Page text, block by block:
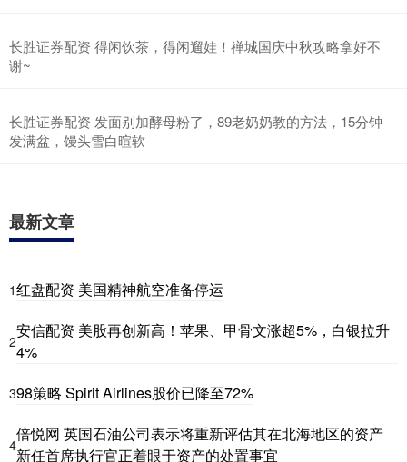
长胜证券配资 得闲饮茶，得闲遛娃！禅城国庆中秋攻略拿好不
谢~
长胜证券配资 发面别加酵母粉了，89老奶奶教的方法，15分钟
发满盆，馒头雪白暄软
最新文章
1红盘配资 美国精神航空准备停运
2
安信配资 美股再创新高！苹果、甲骨文涨超5%，白银拉升
4%
398策略 Spirit Airlines股价已降至72%
4
倍悦网 英国石油公司表示将重新评估其在北海地区的资产
新任首席执行官正着眼于资产的处置事宜